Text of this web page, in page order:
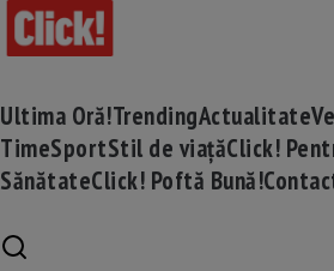
Ultima Oră!TrendingActualitate
TimeSportStil de viațăClick!
SănătateClick! Poftă Bună!